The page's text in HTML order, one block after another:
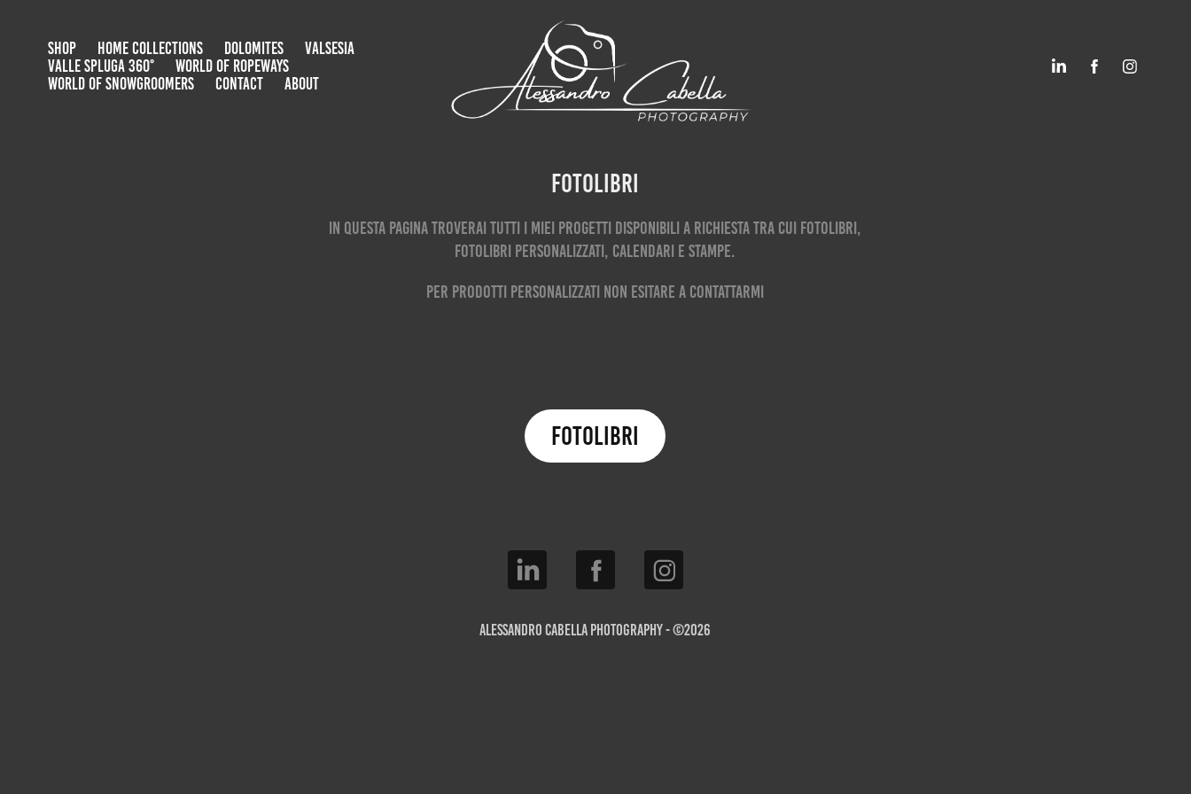
SHOP HOME COLLECTIONS DOLOMITES
VALSESIA
VALLE SPLUGA 360°
WORLD OF ROPEWAYS
WORLD OF SNOWGROOMERS
CONTACT ABOUT
Fotolibri
In questa Pagina Troverai tutti i miei progetti disponibili a richiesta tra cui fotolibri,
fotolibri personalizzati, calendari e stampe.
Per prodotti personalizzati non esitare a contattarmi
Fotolibri
Alessandro Cabella Photography - ©2026